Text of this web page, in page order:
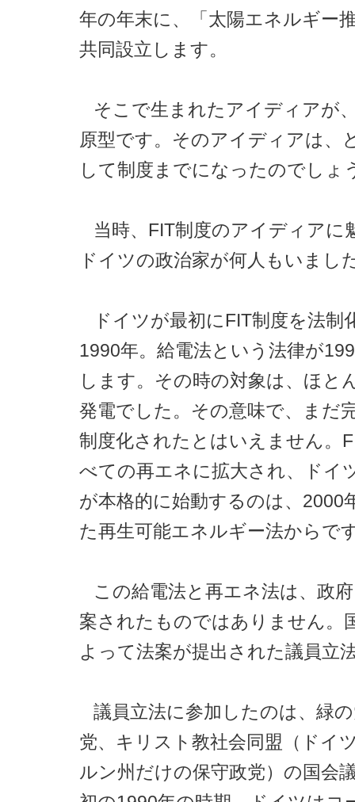
年の年末に、「太陽エネルギー
共同設立します。
そこで生まれたアイディアが
原型です。そのアイディアは、
して制度までになったのでしょ
当時、FIT制度のアイディアに
ドイツの政治家が何人もいまし
ドイツが最初にFIT制度を法制
1990年。給電法という法律が
します。その時の対象は、ほと
発電でした。その意味で、まだ
制度化されたとはいえません。
べての再エネに拡大され、ドイ
が本格的に始動するのは、2000
た再生可能エネルギー法からで
この給電法と再エネ法は、政
案されたものではありません。
よって法案が提出された議員立
議員立法に参加したのは、緑
党、キリスト教社会同盟（ドイ
ルン州だけの保守政党）の国会